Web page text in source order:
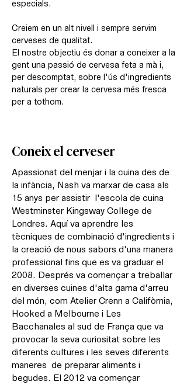
especials.
Creiem en un alt nivell i sempre servim
cerveses de qualitat.
El nostre objectiu és donar a coneixer a la
gent una passió de cervesa feta a mà i,
per descomptat, sobre l'ús d'ingredients
naturals per crear la cervesa més fresca
per a tothom.
Coneix el cerveser
​Apassionat del menjar i la cuina des de
la infància, Nash va marxar de casa als
15 anys per assistir l'escola de cuina
Westminster Kingsway College de
Londres. Aquí va aprendre les
tècniques de combinació d'ingredients i
la creació de nous sabors d'una manera
professional fins que es va graduar el
2008. Després va començar a treballar
en diverses cuines d'alta gama d'arreu
del món, com Atelier Crenn a Califòrnia,
Hooked a Melbourne i Les
Bacchanales al sud de França que va
provocar la seva curiositat sobre les
diferents cultures i les seves diferents
maneres de preparar aliments i
begudes. El 2012 va començar